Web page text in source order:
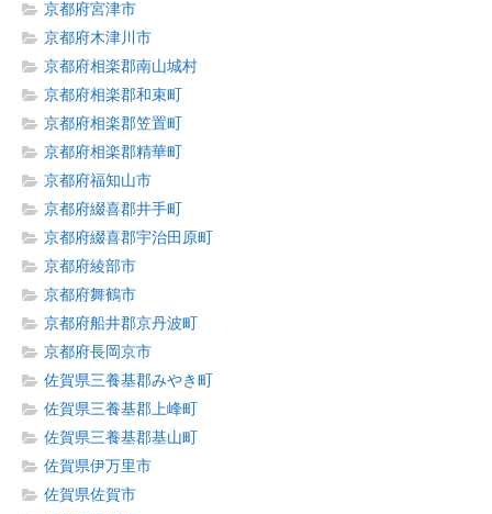
京都府宮津市
京都府木津川市
京都府相楽郡南山城村
京都府相楽郡和束町
京都府相楽郡笠置町
京都府相楽郡精華町
京都府福知山市
京都府綴喜郡井手町
京都府綴喜郡宇治田原町
京都府綾部市
京都府舞鶴市
京都府船井郡京丹波町
京都府長岡京市
佐賀県三養基郡みやき町
佐賀県三養基郡上峰町
佐賀県三養基郡基山町
佐賀県伊万里市
佐賀県佐賀市